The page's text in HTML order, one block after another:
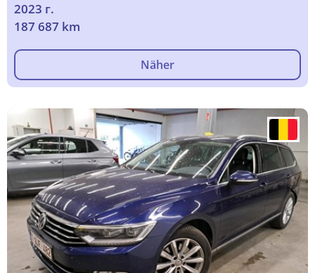
2023 г.
187 687 km
Näher